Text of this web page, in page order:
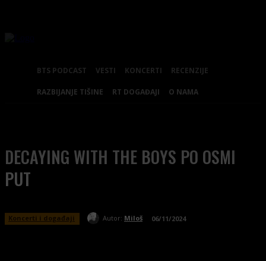
BTS PODCAST VESTI KONCERTI RECENZIJE
RAZBIJANJE TIŠINE RT DOGAĐAJI O NAMA
DECAYING WITH THE BOYS PO OSMI
PUT
Koncerti i događaji Autor: Miloš 06/11/2024